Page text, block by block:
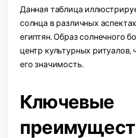
Данная таблица
солнца в различных
египтян. Образ солнечного
центр культурных ритуалов,
его значимость.
Ключевые